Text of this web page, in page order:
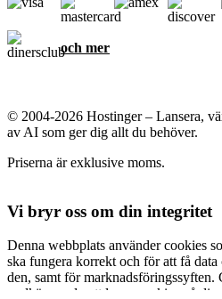
och mer
© 2004-2026 Hostinger – Lansera,
av AI som ger dig allt du behöver.
Priserna är exklusive moms.
Vi bryr oss om din integritet
Denna webbplats använder cookies
ska fungera korrekt och för att få
den, samt för marknadsföringssyften.
godkänner du att lagra cookies på